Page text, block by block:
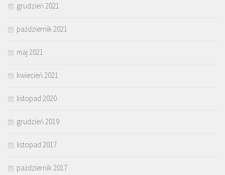
grudzień 2021
październik 2021
maj 2021
kwiecień 2021
listopad 2020
grudzień 2019
listopad 2017
październik 2017